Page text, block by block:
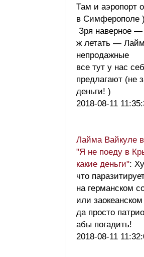
Там и аэропорт
в Симферополе
Зря наверное —
ж летать —
непродажные
все тут у нас
предлагают (не
деньги! )
2018-08-11
Лайма Вайкуле
"Я не поеду в
какие деньги":
что
на германском
или
да просто
абы погадить!
2018-08-11